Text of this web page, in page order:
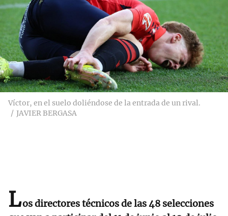
Víctor, en el suelo doliéndose de la entrada de un rival.
JAVIER BERGASA
Los directores técnicos de las 48 selecciones